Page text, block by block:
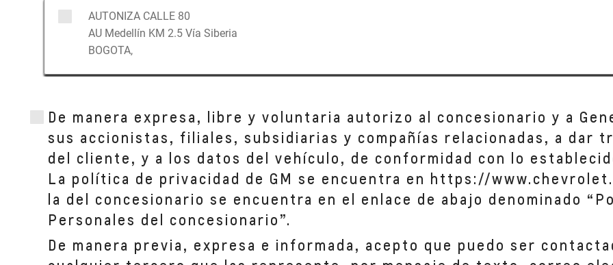
AUTONIZA CALLE 80
AU Medellín KM 2.5 Vía Siberia
BOGOTA,
Calle 164 #19b 20
BOGOTA, CUNDINAMARCA
AUTONIZA AMERICAS
Av Calle 23 # 31-17
BOGOTA, CUNDINAMARCA
De manera expresa, libre y voluntaria autorizo al concesionario y a
sus accionistas, filiales, subsidiarias y compañías relacionadas, a dar
del cliente, y a los datos del vehículo, de conformidad con lo
La política de privacidad de GM se encuentra en https://
la del concesionario se encuentra en el enlace de abajo denominado
Personales del concesionario”.
De manera previa, expresa e informada, acepto que puedo ser